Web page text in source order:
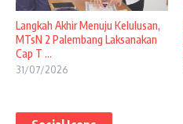
Langkah Akhir Menuju Kelulusan,
MTsN 2 Palembang Laksanakan
Cap T ...
31/07/2026